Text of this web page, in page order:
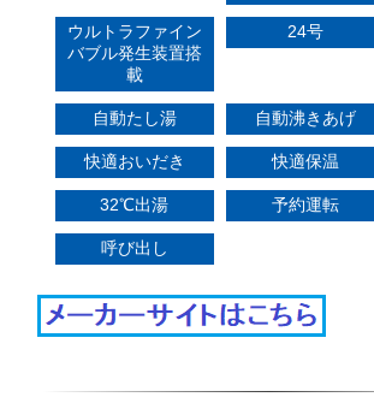
ウルトラファイン
バブル発生装置搭
載
24号
自動たし湯 自動沸きあげ
快適おいだき 快適保温
32℃出湯 予約運転
呼び出し